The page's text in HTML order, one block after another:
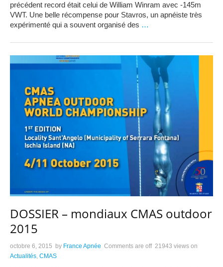
précédent record était celui de William Winram avec -145m
VWT. Une belle récompense pour Stavros, un apnéiste très
expérimenté qui a souvent organisé des …
DOSSIER – mondiaux CMAS outdoor
2015
octobre 6, 2015 by France Apnée Comments are off 21943 views on
Actualités, CMAS